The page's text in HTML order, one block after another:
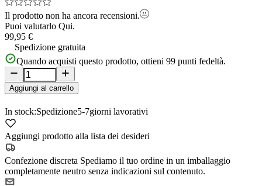
Il prodotto non ha ancora recensioni.
Puoi valutarlo Qui.
99,95 €
Spedizione gratuita
Quando acquisti questo prodotto, ottieni 99 punti fedeltà.
Aggiungi al carrello
In stock:Spedizione5-7giorni lavorativi
Aggiungi prodotto alla lista dei desideri
Confezione discreta Spediamo il tuo ordine in un imballaggio
completamente neutro senza indicazioni sul contenuto.